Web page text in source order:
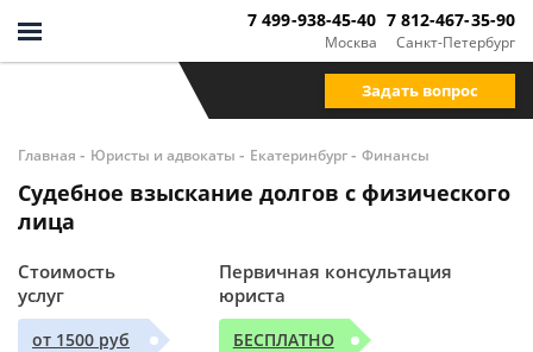
Москва
7 499-938-45-40
Санкт-Петербург
7 812-467-35-90
Задать вопрос
Главная - Юристы и адвокаты - Екатеринбург- Финансы
Судебное взыскание долгов с физического
лица
Стоимость
услуг
от 1500 руб
Первичная консультация
юриста
БЕСПЛАТНО